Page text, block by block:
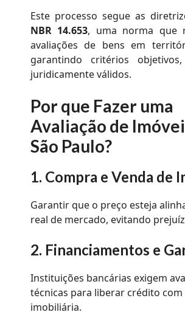
Este processo segue as
NBR 14.653, uma norma que
avaliações de bens em
garantindo critérios
juridicamente válidos.
Por que Fazer uma
Avaliação de
São Paulo?
1. Compra e Venda de
Garantir que o preço esteja
real de mercado, evitando
2. Financiamentos e
Instituições bancárias exigem
técnicas para liberar crédito
imobiliária.